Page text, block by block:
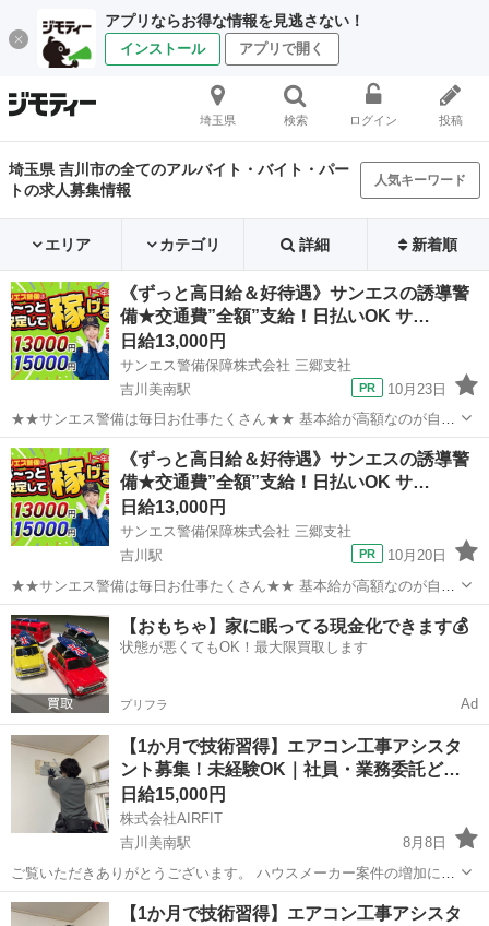
アプリならお得な情報を見逃さない！
インストール アプリで開く
埼玉県 検索 ログイン 投稿
埼玉県 吉川市の全てのアルバイト・バイト・パー
トの求人募集情報
人気キーワード
エリア カテゴリ 詳細 新着順
《ずっと高日給＆好待遇》サンエスの誘導警
備★交通費”全額”支給！日払いOK サ…
日給13,000円
サンエス警備保障株式会社 三郷支社
吉川美南駅
10月23日
★★サンエス警備は毎日お仕事たくさん★★ 基本給が高額なのが自慢
♪未経験も大歓迎！ ＞＞常に現場豊富&交通費モチロン全額支給＜＜
『完全直行直帰でラクラク』 現場への直行直帰が基本で、毎週・毎月
等の定期的な出社は不要です！ ...
埼玉 吉川市 吉川美南駅 警備員
《ずっと高日給＆好待遇》サンエスの誘導警
備★交通費”全額”支給！日払いOK サ…
日給13,000円
サンエス警備保障株式会社 三郷支社
吉川駅
10月20日
★★サンエス警備は毎日お仕事たくさん★★ 基本給が高額なのが自慢
♪未経験も大歓迎！ ＞＞常に現場豊富&交通費モチロン全額支給＜＜
『完全直行直帰でラクラク』 現場への直行直帰が基本で、毎週・毎月
等の定期的な出社は不要です！ ...
埼玉 吉川市 吉川駅 警備員
【おもちゃ】家に眠ってる現金化できます💰
状態が悪くてもOK！最大限買取します
プリフラ Ad
【1か月で技術習得】エアコン工事アシスタ
ント募集！未経験OK｜社員・業務委託ど…
日給15,000円
株式会社AIRFIT
吉川美南駅
8月8日
ご覧いただきありがとうございます。 ハウスメーカー案件の増加に伴
い、エアコン工事スタッフを募集しています。 最初はアルバイトとし
て働いていただき、1か月以内に基本的なエアコン工事を覚えられるよ
埼玉 吉川市 吉川美南駅 その他 業務委託
【1か月で技術習得】エアコン工事アシスタ